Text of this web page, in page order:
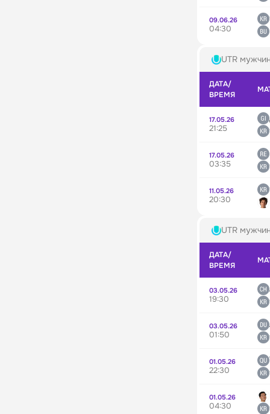
09.06.26
04:30
UTR
ДАТА/
ВРЕМЯ
17.05.26
21:25
17.05.26
03:35
11.05.26
20:30
UTR
ДАТА/
ВРЕМЯ
03.05.26
19:30
03.05.26
01:50
01.05.26
22:30
01.05.26
04:30